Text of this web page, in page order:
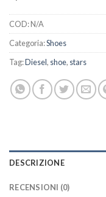
COD:N/A
Categoria:Shoes
Tag:Diesel, shoe, stars
DESCRIZIONE
RECENSIONI (0)